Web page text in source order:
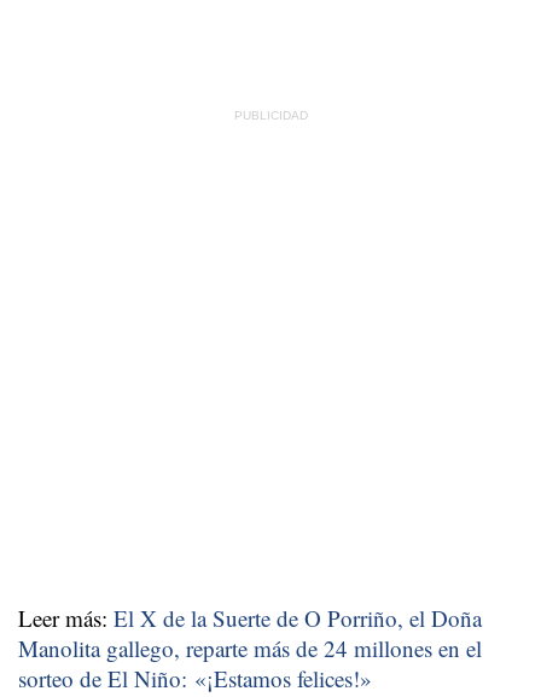
Leer más: El X de la Suerte de O Porriño, el Doña
Manolita gallego, reparte más de 24 millones en el
sorteo de El Niño: «¡Estamos felices!»